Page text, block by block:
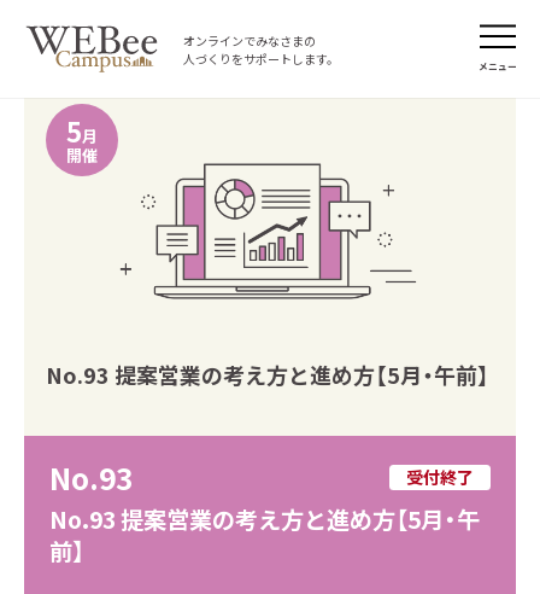
オンラインでみなさまの
人づくりをサポートします。
メニュー
5月
開催
No.93 提案営業の考え方と進め方【5月・午前】
No.93 受付終了
No.93 提案営業の考え方と進め方【5月・午
前】